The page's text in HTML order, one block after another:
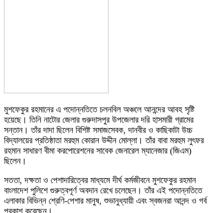
মুশফেকুর রহমানের এ পদোন্নতিতে চলনবিল অঞ্চলে আনন্দের আবহ সৃষ্টি
হয়েছে। তিনি নাটোর জেলার গুরুদাসপুর উপজেলার দরি হাসমারী গ্রামের
সন্তান। তাঁর দাদা ছিলেন বিশিষ্ট সমাজসেবক, দানবীর ও কাছিকাটা উচ্চ
বিদ্যালয়ের প্রতিষ্ঠাতা মরহুম কোরান উদ্দীন মোল্লা। তাঁর বাবা মরহুম লুৎফর
রহমান সাধারণ বীমা করপোরেশনের সাবেক জেনারেল ম্যানেজার (জিএম)
ছিলেন।
সততা, দক্ষতা ও পেশাদারিত্বের মাধ্যমে দীর্ঘ কর্মজীবনে মুশফেকুর রহমান
বাংলাদেশ পুলিশে গুরুত্বপূর্ণ অবদান রেখে চলেছেন। তাঁর এই পদোন্নতিতে
এলাকার বিভিন্ন শ্রেণি-পেশার মানুষ, শুভানুধ্যায়ী এবং স্বজনরা আনন্দ ও গর্ব
প্রকাশ করেছেন।